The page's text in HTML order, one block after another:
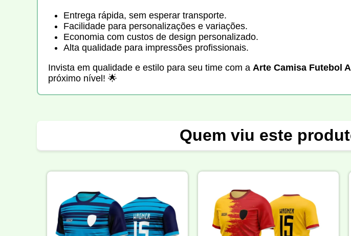
Entrega rápida, sem esperar transporte.
Facilidade para personalizações e variações.
Economia com custos de design personalizado.
Alta qualidade para impressões profissionais.
Invista em qualidade e estilo para seu time com a Arte Camisa Futebol
próximo nível! 🌟
Quem viu este